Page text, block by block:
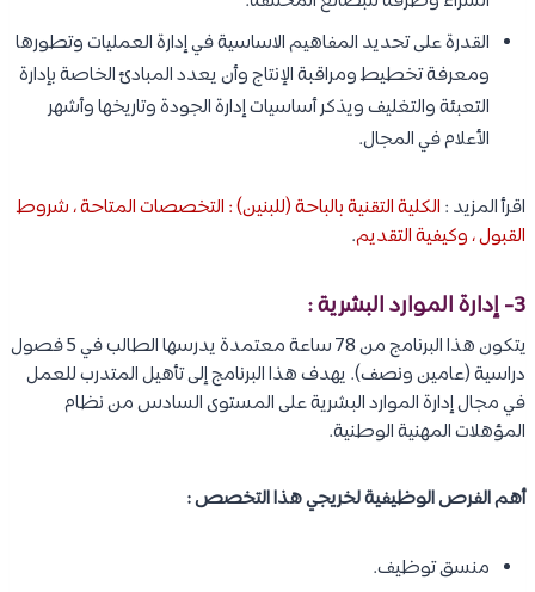
القدرة على تحديد المفاهيم الاساسية في إدارة العمليات وتطورها
ومعرفة تخطيط ومراقبة الإنتاج وأن يعدد المبادئ الخاصة بإدارة
التعبئة والتغليف ويذكر أساسيات إدارة الجودة وتاريخها وأشهر
الأعلام في المجال.
اقرأ المزيد : الكلية التقنية بالباحة (للبنين) : التخصصات المتاحة ، شروط
القبول ، وكيفية التقديم.
3- إدارة الموارد البشرية :
يتكون هذا البرنامج من 78 ساعة معتمدة يدرسها الطالب في 5 فصول
دراسية (عامين ونصف). يهدف هذا البرنامج إلى تأهيل المتدرب للعمل
في مجال إدارة الموارد البشرية على المستوى السادس من نظام
المؤهلات المهنية الوطنية.
أهم الفرص الوظيفية لخريجي هذا التخصص :
منسق توظيف.